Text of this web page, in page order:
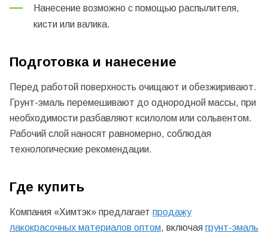
Нанесение возможно с помощью распылителя,
кисти или валика.
Подготовка и нанесение
Перед работой поверхность очищают и обезжиривают.
Грунт-эмаль перемешивают до однородной массы, при
необходимости разбавляют ксилолом или сольвентом.
Рабочий слой наносят равномерно, соблюдая
технологические рекомендации.
Где купить
Компания «Химтэк» предлагает продажу
лакокрасочных материалов оптом, включая грунт-эмаль